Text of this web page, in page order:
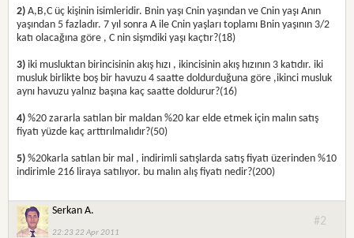
2) A,B,C üç kişinin isimleridir. Bnin yaşı Cnin yaşından ve Cnin yaşı Anın
yaşından 5 fazladır. 7 yıl sonra A ile Cnin yaşları toplamı Bnin yaşının 3/2
katı olacağına göre , C nin sişmdiki yaşı kaçtır?(18)
3) iki musluktan birincisinin akış hızı , ikincisinin akış hızının 3 katıdır. iki
musluk birlikte boş bir havuzu 4 saatte doldurduğuna göre ,ikinci musluk
aynı havuzu yalnız başına kaç saatte doldurur?(16)
4) %20 zararla satılan bir maldan %20 kar elde etmek için malın satış
fiyatı yüzde kaç arttırılmalıdır?(50)
5) %20karla satılan bir mal , indirimli satışlarda satış fiyatı üzerinden %10
indirimle 216 liraya satılıyor. bu malın alış fiyatı nedir?(200)
Serkan A.
22:23 22 Apr 2011
#2